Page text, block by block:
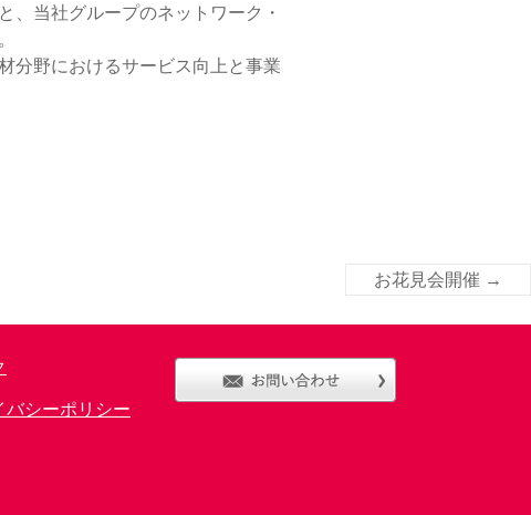
、当社グループのネットワーク・
分野におけるサービス向上と事業
お花見会開催 →
バシーポリシー